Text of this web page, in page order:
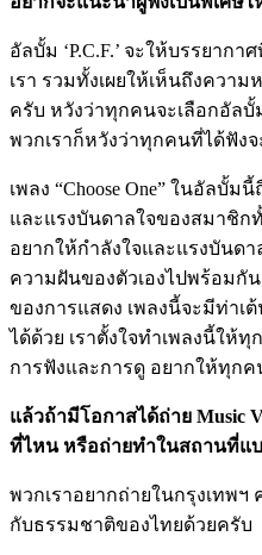
อัลบั้ม ‘P.C.F.’ จะให้บรรยาก
เรา รวมทั้งเผยให้เห็นถึงควา
ครับ หวังว่าทุกคนจะเลือกอัล
พวกเราก็หวังว่าทุกคนที่ได้ฟัง
เพลง “Choose One” ในอัลบั้
และแรงบันดาลใจของสมาชิกทั้
อยากให้กำลังใจและแรงบันด
ความฝันของตัวเองไปพร้อมกั
ของการแสดง เพลงนี้จะมีท่า
ได้ด้วย เราตั้งใจทำเพลงนี้ให้
การฟังและการดู อยากให้ทุกค
แล้วถ้ามีโอกาสได้ถ่าย Music
ที่ไหน หรือถ่ายทำในสถานที่แ
พวกเราอยากถ่ายในกรุงเทพ
กับธรรมชาติของไทยด้วยครับ